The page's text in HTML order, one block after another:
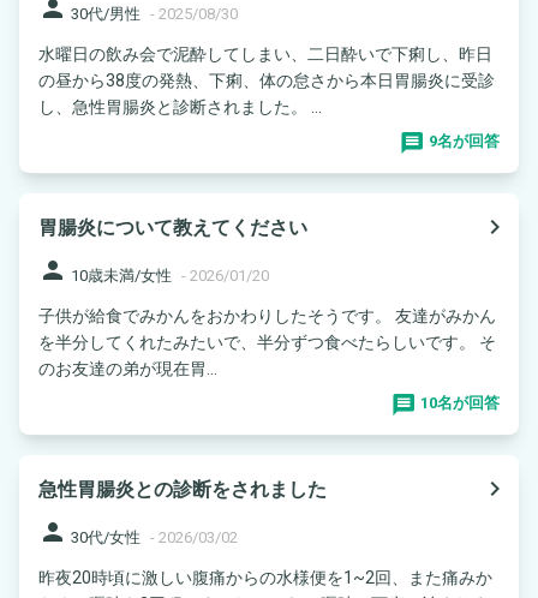
person 30代/男性 - 2025/08/30
水曜日の飲み会で泥酔してしまい、二日酔いで下痢し、昨日
の昼から38度の発熱、下痢、体の怠さから本日胃腸炎に受診
し、急性胃腸炎と診断されました。 ...
9名が回答
胃腸炎について教えてください
navigate_next
person 10歳未満/女性 - 2026/01/20
子供が給食でみかんをおかわりしたそうです。 友達がみかん
を半分してくれたみたいで、半分ずつ食べたらしいです。 そ
のお友達の弟が現在胃...
10名が回答
急性胃腸炎との診断をされました
navigate_next
person 30代/女性 - 2026/03/02
昨夜20時頃に激しい腹痛からの水様便を1~2回、また痛みか